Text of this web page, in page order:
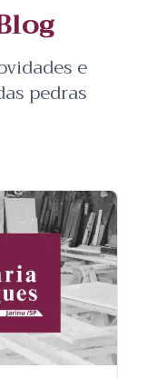
e
pedras